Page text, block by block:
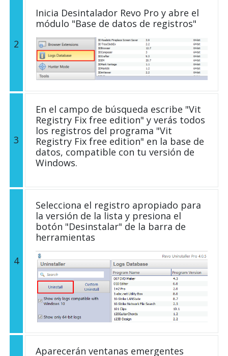
2
Inicia Desintalador Revo Pro y abre el
módulo "Base de datos de registros"
3
En el campo de búsqueda escribe "Vit
Registry Fix free edition" y verás todos
los registros del programa "Vit
Registry Fix free edition" en la base de
datos, compatible con tu versión de
Windows.
4
Selecciona el registro apropiado para
la versión de la lista y presiona el
botón "Desinstalar" de la barra de
herramientas
Aparecerán ventanas emergentes